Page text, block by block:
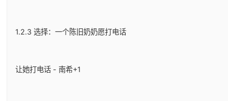
1.2.3 选择：一个陈旧奶奶愿打电话
让她打电话 - 南希+1